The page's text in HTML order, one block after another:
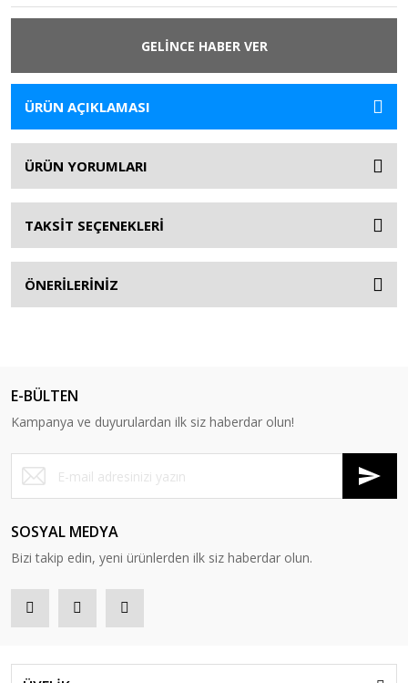
GELİNCE HABER VER
ÜRÜN AÇIKLAMASI
ÜRÜN YORUMLARI
TAKSİT SEÇENEKLERİ
ÖNERİLERİNİZ
E-BÜLTEN
Kampanya ve duyurulardan ilk siz haberdar olun!
SOSYAL MEDYA
Bizi takip edin, yeni ürünlerden ilk siz haberdar olun.